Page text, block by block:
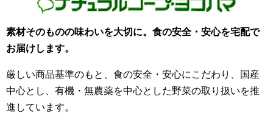
素材そのものの味わいを大切に。食の安全・安心を宅配で
お届けします。
厳しい商品基準のもと、食の安全・安心にこだわり、国産
中心とし、有機・無農薬を中心とした野菜の取り扱いを推
進しています。